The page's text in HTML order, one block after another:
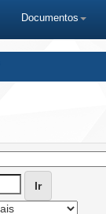
Documentos